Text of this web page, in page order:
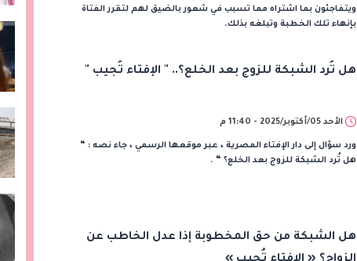
ويتفاجئون بما اشتراه مما تسبب في شعور بالضيق لهم لتقرر الفتاة
بإنهاء تلك الخطبة وتبلغه بذلك.
هل تُرد الشبكة للزوج بعد الخلع؟.. " الإفتاء تُجيب "
الأحد 05/أكتوبر/2025 - 11:40 م
ورد سؤال إلى دار الإفتاء المصرية ، عبر موقعها الرسمي ، جاء نصه : “
هل تُرد الشبكة للزوج بعد الخلع؟ “ .
هل الشبكة من حق المخطوبة إذا عدل الخاطب عن